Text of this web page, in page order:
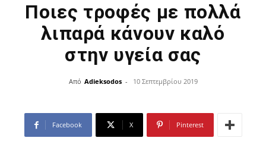
Ποιες τροφές με πολλά
λιπαρά κάνουν καλό
στην υγεία σας
Από Adieksodos - 10 Σεπτεμβρίου 2019
Facebook X Pinterest